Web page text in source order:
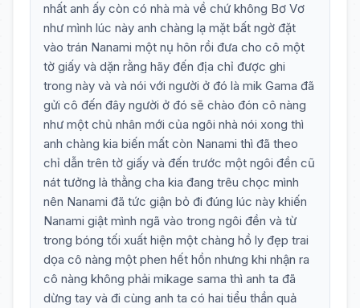
nhất anh ấy còn có nhà mà về chứ không Bơ Vơ
như mình lúc này anh chàng lạ mặt bất ngờ đặt
vào trán Nanami một nụ hôn rồi đưa cho cô một
tờ giấy và dặn rằng hãy đến địa chỉ được ghi
trong này và và nói với người ở đó là mik Gama đã
gửi cô đến đây người ở đó sẽ chào đón cô nàng
như một chủ nhân mới của ngôi nhà nói xong thì
anh chàng kia biến mất còn Nanami thì đã theo
chỉ dẫn trên tờ giấy và đến trước một ngôi đền cũ
nát tưởng là thằng cha kia đang trêu chọc mình
nên Nanami đã tức giận bỏ đi đúng lúc này khiến
Nanami giật mình ngã vào trong ngôi đền và từ
trong bóng tối xuất hiện một chàng hồ ly đẹp trai
dọa cô nàng một phen hết hồn nhưng khi nhận ra
cô nàng không phải mikage sama thì anh ta đã
dừng tay và đi cùng anh ta có hai tiểu thần quả